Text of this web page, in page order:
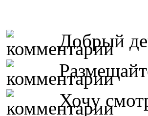
Добрый
Хочу